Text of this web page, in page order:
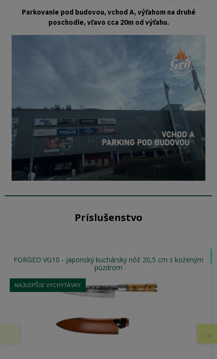
Parkovanie pod budovou, vchod A, výťahom na druhé
poschodie, vľavo cca 20m od výťahu.
Príslušenstvo
FORGED VG10 - japonský kuchársky nôž 20,5 cm s koženým
púzdrom
NAJLEPŠIE VYCHYTÁVKY